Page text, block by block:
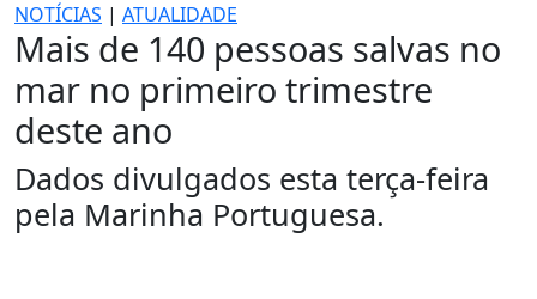
NOTÍCIAS | ATUALIDADE
Mais de 140 pessoas salvas no
mar no primeiro trimestre
deste ano
Dados divulgados esta terça-feira
pela Marinha Portuguesa.